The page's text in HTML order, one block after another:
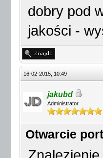
dobry pod
jakości -
16-02-2015, 10:49
jakubd
Administrator
Otwarcie